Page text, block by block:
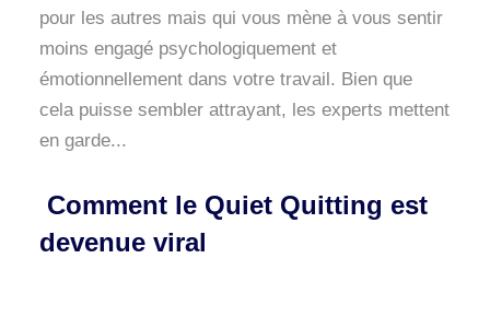
pour les autres mais qui vous mène à vous sentir
moins engagé psychologiquement et
émotionnellement dans votre travail. Bien que
cela puisse sembler attrayant, les experts mettent
en garde...
Comment le Quiet Quitting est
devenue viral